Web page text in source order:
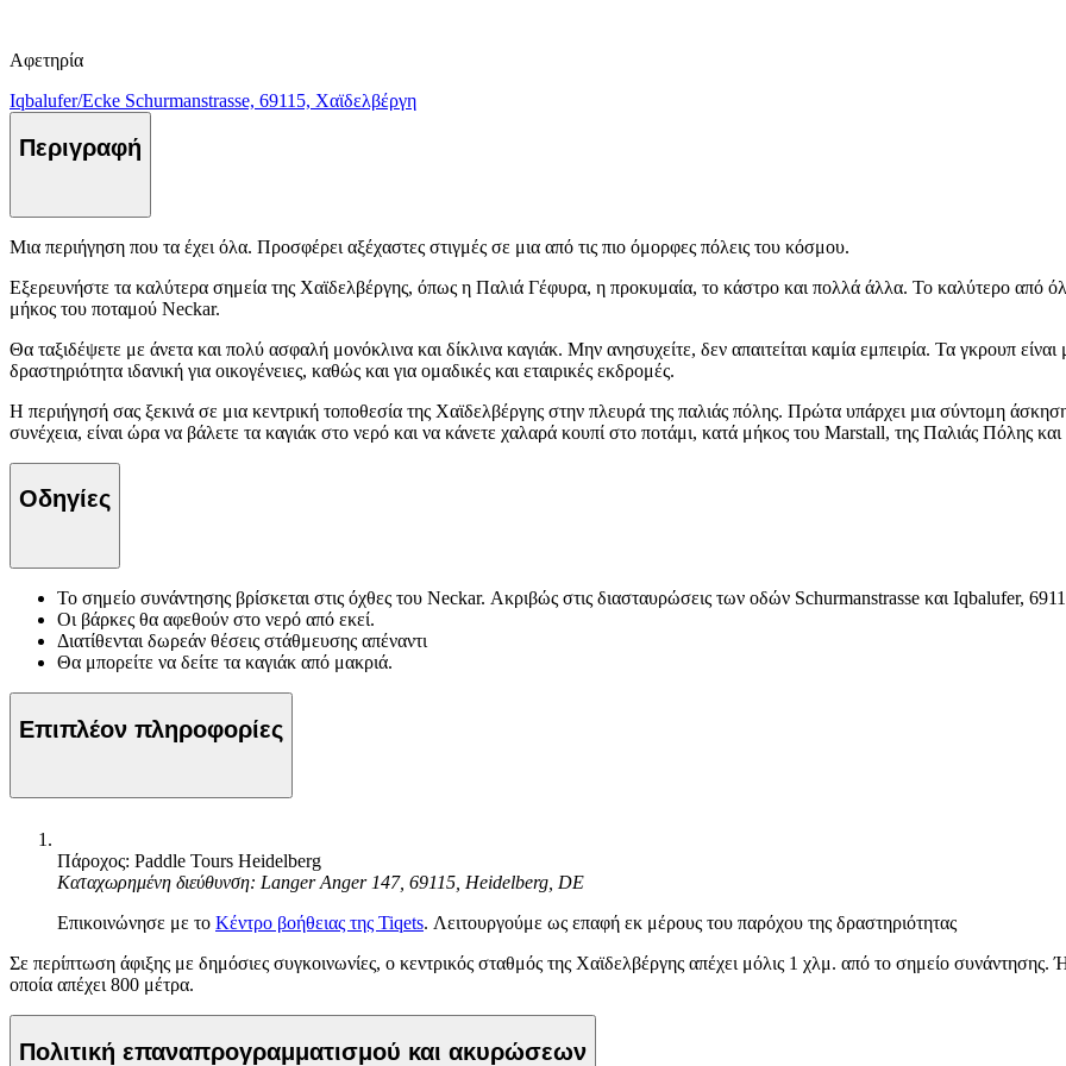
Αφετηρία
Iqbalufer/Ecke Schurmanstrasse, 69115, Χαϊδελβέργη
Περιγραφή
Μια περιήγηση που τα έχει όλα. Προσφέρει αξέχαστες στιγμές σε μια από τις πιο όμορφες πόλεις του κόσμου.
Εξερευνήστε τα καλύτερα σημεία της Χαϊδελβέργης, όπως η Παλιά Γέφυρα, η προκυμαία, το κάστρο και πολλά άλλα. Το καλύτερο από
μήκος του ποταμού Neckar.
Θα ταξιδέψετε με άνετα και πολύ ασφαλή μονόκλινα και δίκλινα καγιάκ. Μην ανησυχείτε, δεν απαιτείται καμία εμπειρία. Τα γκρουπ
δραστηριότητα ιδανική για οικογένειες, καθώς και για ομαδικές και εταιρικές εκδρομές.
Η περιήγησή σας ξεκινά σε μια κεντρική τοποθεσία της Χαϊδελβέργης στην πλευρά της παλιάς πόλης. Πρώτα υπάρχει μια σύντομη
συνέχεια, είναι ώρα να βάλετε τα καγιάκ στο νερό και να κάνετε χαλαρά κουπί στο ποτάμι, κατά μήκος του Marstall, της Παλιάς Πόλης
Οδηγίες
Το σημείο συνάντησης βρίσκεται στις όχθες του Neckar. Ακριβώς στις διασταυρώσεις των οδών Schurmanstrasse και Iqbalufer,
Οι βάρκες θα αφεθούν στο νερό από εκεί.
Διατίθενται δωρεάν θέσεις στάθμευσης απέναντι
Θα μπορείτε να δείτε τα καγιάκ από μακριά.
Επιπλέον πληροφορίες
Πάροχος: Paddle Tours Heidelberg
Καταχωρημένη διεύθυνση: Langer Anger 147, 69115, Heidelberg, DE
Επικοινώνησε με το Κέντρο βοήθειας της Tiqets. Λειτουργούμε ως επαφή εκ μέρους του παρόχου της δραστηριότητας
Σε περίπτωση άφιξης με δημόσιες συγκοινωνίες, ο κεντρικός σταθμός της Χαϊδελβέργης απέχει μόλις 1 χλμ. από το σημείο
οποία απέχει 800 μέτρα.
Πολιτική επαναπρογραμματισμού και ακυρώσεων